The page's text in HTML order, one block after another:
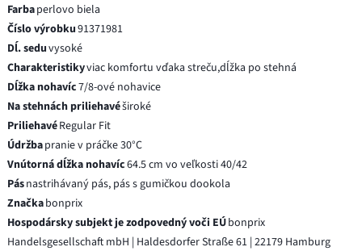
Farbaperlovo biela
Číslo výrobku91371981
Dĺ. seduvysoké
Charakteristikyviac komfortu vďaka streču,dĺžka po stehná
Dĺžka nohavíc7/8-ové nohavice
Na stehnách priliehavéširoké
PriliehavéRegular Fit
Údržbapranie v práčke 30°C
Vnútorná dĺžka nohavíc64.5 cm vo veľkosti 40/42
Pásnastrihávaný pás, pás s gumičkou dookola
Značkabonprix
Hospodársky subjekt je zodpovedný voči EÚbonprix
Handelsgesellschaft mbH | Haldesdorfer Straße 61 | 22179 Hamburg